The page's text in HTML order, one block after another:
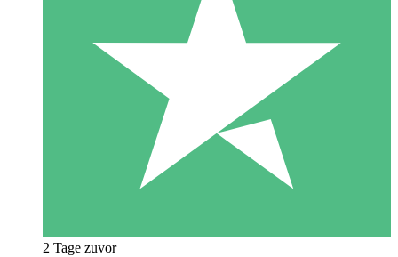
2 Tage zuvor